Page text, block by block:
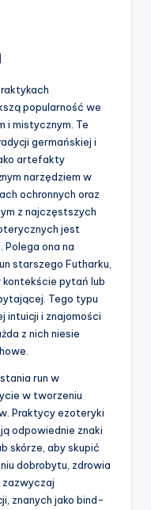
popularność we
i mistycznym. Te
germańskiej i
artefakty
narzędziem w
ochronnych oraz
z najczęstszych
jest
Polega ona na
starszego Futharku,
pytań lub
Tego typu
intuicji i znajomości
z nich niesie
run w
w tworzeniu
Praktycy ezoteryki
odpowiednie znaki
skórze, aby skupić
dobrobytu, zdrowia
zazwyczaj
znanych jako bind-